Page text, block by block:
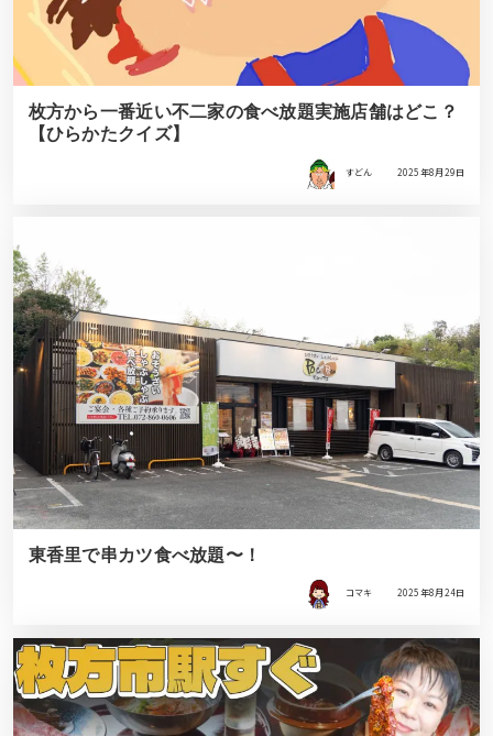
枚方から一番近い不二家の食べ放題実施店舗はどこ？
【ひらかたクイズ】
すどん 2025年8月29日
東香里で串カツ食べ放題〜！
コマキ 2025年8月24日